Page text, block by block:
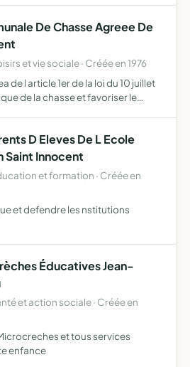
De Chasse Agreee De
et vie sociale · Créée en 1976
de l article 1er de la loi du 10 juillet
de la chasse et favoriser le
D Eleves De L Ecole
Saint Innocent
et formation · Créée en
et defendre les nstitutions
Éducatives Jean-
et action sociale · Créée en
et tous services
enfance